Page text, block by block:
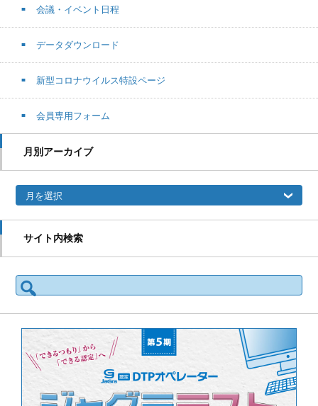
会議・イベント日程
データダウンロード
新型コロナウイルス特設ページ
会員専用フォーム
月別アーカイブ
月別アーカイブ
サイト内検索
検索: